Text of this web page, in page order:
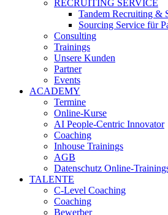
RECRUITING SERVICE
Tandem Recruiting &
Sourcing Service für
Consulting
Trainings
Unsere Kunden
Partner
Events
ACADEMY
Termine
Online-Kurse
AI People-Centric Innovator
Coaching
Inhouse Trainings
AGB
Datenschutz Online-
TALENTE
C-Level Coaching
Coaching
Bewerber